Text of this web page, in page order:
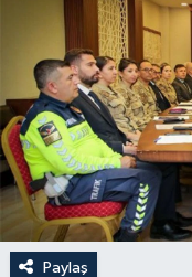
Paylaş
Teknoloji
Yaşam